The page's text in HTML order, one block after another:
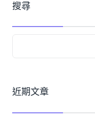
搜尋
近期文章